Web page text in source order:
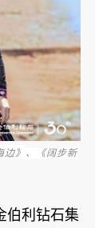
》 、《阔步新
伯利钻石集